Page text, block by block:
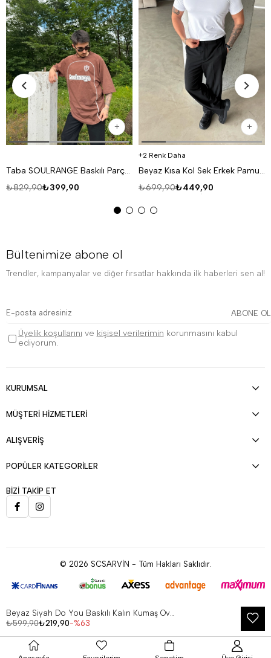
Taba SOULRANGE Baskılı Parçalı Oversize T-SHIRT PNC 1009
₺399,90
₺829,90
2 Renk Daha
Beyaz Kısa Kol Sek Erkek Pamuk Likralı T-SHİRT SC
₺449,90
₺699,90
Bültenimize abone ol
Trendler, kampanyalar ve diğer fırsatlar hakkında ilk haberleri sen al!
ABONE OL
Üyelik koşullarını ve kişisel verilerimin korunmasını kabul
ediyorum.
KURUMSAL
MÜŞTERİ HİZMETLERİ
ALIŞVERİŞ
POPÜLER KATEGORİLER
BİZİ TAKİP ET
© 2026 SCSARVİN - Tüm Hakları Saklıdır.
Çerez Kullanımı
₺599,90₺219,90 63